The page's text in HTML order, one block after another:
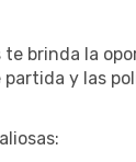
te brinda la
partida y las